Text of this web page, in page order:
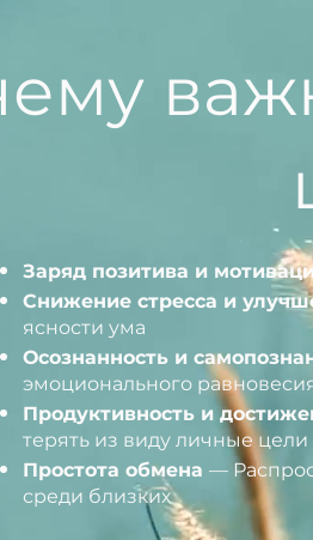
Заряд позитива и
Снижение стресса и
ясности ума
Осознанность и
эмоционального
Продуктивность и
терять из виду личные цели
Простота обмена —
среди близких